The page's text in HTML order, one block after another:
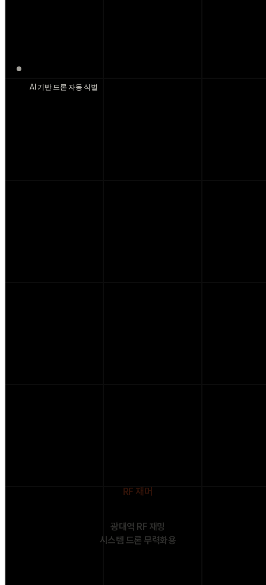
AI 기반 드론 자동 식별
RF 재머
광대역 RF 재밍
시스템 드론 무력화용